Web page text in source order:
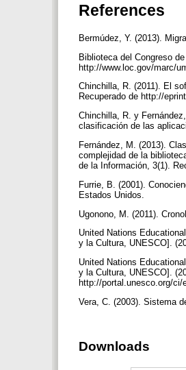
References
Bermúdez, Y. (2013).
Biblioteca del Congreso
http://www.loc.gov/marc/
Chinchilla, R. (2011). El
Recuperado de http://
Chinchilla, R. y
clasificación de las
Fernández, M. (2013).
complejidad de la
de la Información, 3(1).
Furrie, B. (2001).
Estados Unidos.
Ugonono, M. (2011).
United Nations
y la Cultura, UNESCO].
United Nations
y la Cultura, UNESCO].
http://portal.unesco.org/
Vera, C. (2003). Sistema
Downloads